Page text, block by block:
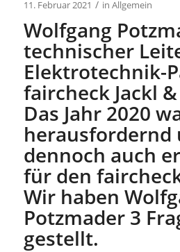
11. Februar 2021 / in Allgemein
Wolfgang
technischer
Elektrotechnik-
faircheck Jackl
Das Jahr 2020
herausfordernd
dennoch auch
für den
Wir haben
Potzmader 3
gestellt.